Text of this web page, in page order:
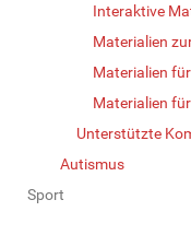
Interaktive
Materialien
Materialien
Materialien
Unterstützte
Autismus
Sport